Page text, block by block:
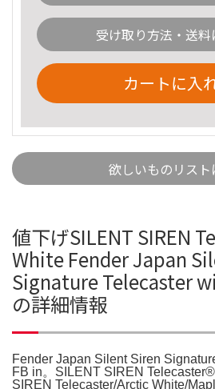
受け取り方法・送料
カートに入
欲しいものリスト
値下げSILENT SIREN
White Fender Japan
Signature Telecaster
の詳細情報
Fender Japan Silent Siren
FB in。SILENT SIREN
SIREN Telecaster/Arctic White/